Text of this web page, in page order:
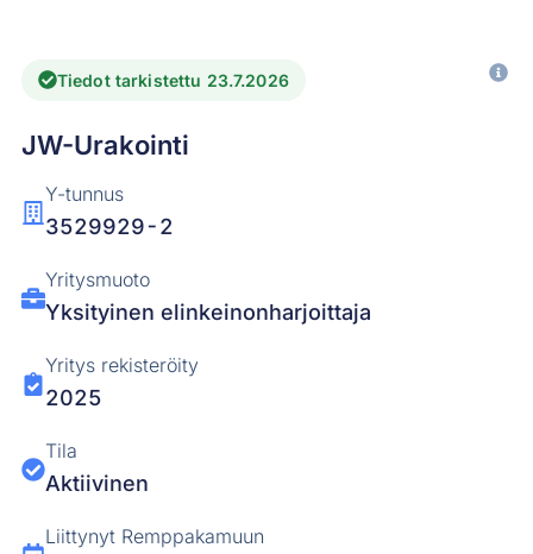
Tiedot tarkistettu 23.7.2026
JW-Urakointi
Y-tunnus
3529929-2
Yritysmuoto
Yksityinen elinkeinonharjoittaja
Yritys rekisteröity
2025
Tila
Aktiivinen
Liittynyt Remppakamuun